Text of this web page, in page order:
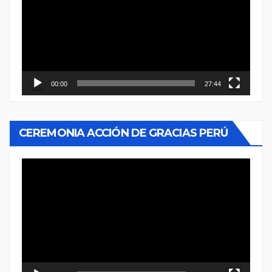
00:00 27:44
CEREMONIA ACCIÓN DE GRACIAS PERÚ